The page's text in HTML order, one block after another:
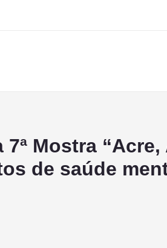
Mostra “Acre,
de saúde